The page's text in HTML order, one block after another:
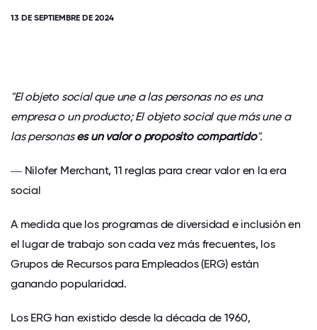
13 DE SEPTIEMBRE DE 2024
"El objeto social que une a las personas no es una
empresa o un producto; El objeto social que más une a
las personases un valor o propósito compartido".
― Nilofer Merchant, 11 reglas para crear valor en la era
social
A medida que los programas de diversidad e inclusión en
el lugar de trabajo son cada vez más frecuentes, los
Grupos de Recursos para Empleados (ERG) están
ganando popularidad.
Los ERG han existido desde la década de 1960,